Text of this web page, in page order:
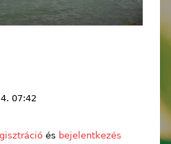
07:42
és bejelentkezés